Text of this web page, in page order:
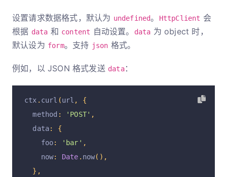
设置请求数据格式，默认为 undefined。 HttpClient 会
根据 data 和 content 自动设置。 data 为 object 时，
默认设为 form。支持 json 格式。
例如，以 JSON 格式发送 data：
ctx . curl (url ,
{
  method
: 'POST' ,
  data
:
{
    foo
: 'bar' ,
    now
: Date . now(),
},